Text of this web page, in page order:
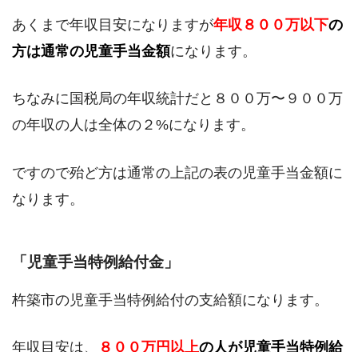
あくまで年収目安になりますが年収８００万以下の
方は通常の児童手当金額になります。
ちなみに国税局の年収統計だと８００万〜９００万
の年収の人は全体の２%になります。
ですので殆ど方は通常の上記の表の児童手当金額に
なります。
「児童手当特例給付金」
杵築市の児童手当特例給付の支給額になります。
年収目安は、 ８００万円以上の人が児童手当特例給